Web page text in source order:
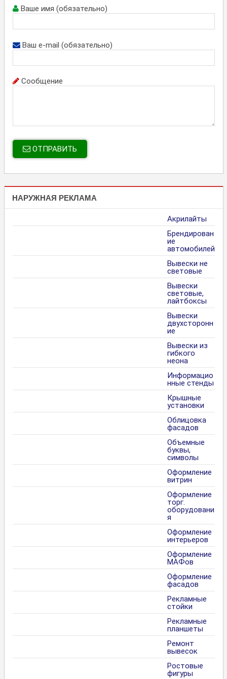
Ваше имя (обязательно)
Ваш e-mail (обязательно)
Сообщение
ОТПРАВИТЬ
НАРУЖНАЯ РЕКЛАМА
Акрилайты
Брендирован
ие
автомобилей
Вывески не
световые
Вывески
световые,
лайтбоксы
Вывески
двухсторонн
ие
Вывески из
гибкого
неона
Информацио
нные стенды
Крышные
установки
Облицовка
фасадов
Объемные
буквы,
символы
Оформление
витрин
Оформление
торг.
оборудовани
я
Оформление
интерьеров
Оформление
МАФов
Оформление
фасадов
Рекламные
стойки
Рекламные
планшеты
Ремонт
вывесок
Ростовые
фигуры